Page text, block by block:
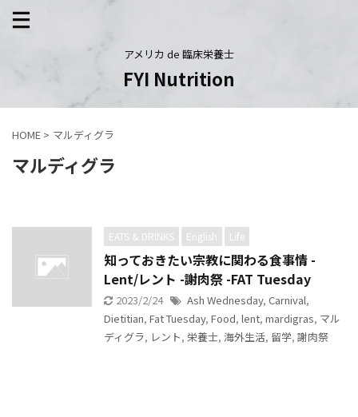
アメリカ de 臨床栄養士
FYI Nutrition
HOME > マルディグラ
マルディグラ
EATS & DRINKS English Life
知っておきたい宗教に関わる食事情 -
Lent/レント -謝肉祭 -FAT Tuesday
2023/2/24 Ash Wednesday, Carnival,
Dietitian, Fat Tuesday, Food, lent, mardigras, マル
ディグラ, レント, 栄養士, 海外生活, 留学, 謝肉祭